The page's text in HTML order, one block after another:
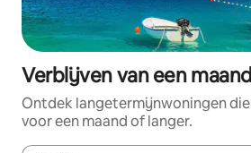
Verblijven van een
Ontdek langetermijnwoningen die
voor een maand of langer.